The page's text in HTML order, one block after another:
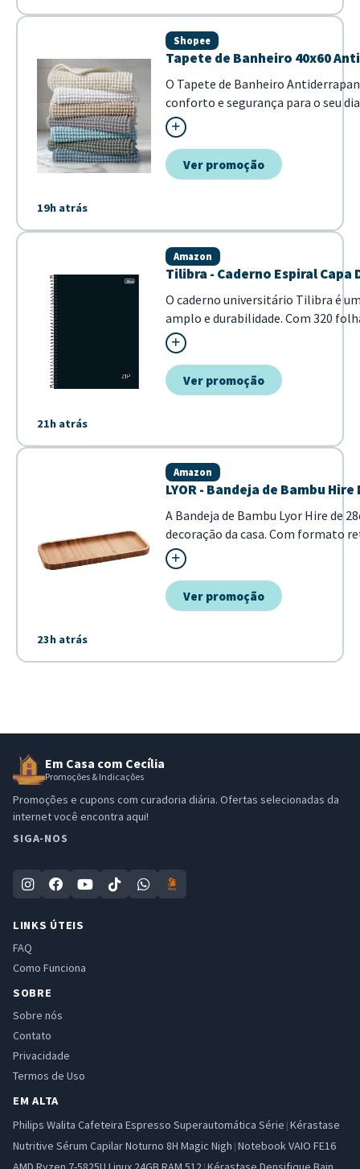
19h atrás
Tapete de Banheiro 40x60
Shopee
O Tapete de Banheiro
conforto e segurança para o seu
proporciona uma sensação
Dimensões de 40x60cm ideais para
Confeccionad...
Ver promoção
21h atrás
Tilibra - Caderno Espiral
Amazon
O caderno universitário Tilibra é
amplo e durabilidade. Com 320
notas, exercícios e estudos de
Ver promoção
23h atrás
LYOR - Bandeja de Bambu
Amazon
A Bandeja de Bambu Lyor Hire de
decoração da casa. Com formato
mesas postas e na organização de...
Ver promoção
Em Casa com Cecília
Promoções & Indicações
Promoções e cupons com curadoria diária. Ofertas selecionadas da
internet você encontra aqui!
SIGA-NOS
LINKS ÚTEIS
FAQ
Como Funciona
SOBRE
Sobre nós
Contato
Privacidade
Termos de Uso
EM ALTA
Philips Walita Cafeteira Espresso Superautomática Série | Kérastase
Nutritive Sérum Capilar Noturno 8H Magic Nigh | Notebook VAIO FE16